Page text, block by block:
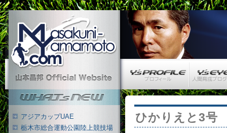
Masakuni-Yamamoto.com
山本昌邦 公式ウェブサイト
ひかりえと3号
What's New
アジアカップUAE
栃木市総合運動公園陸上競技場